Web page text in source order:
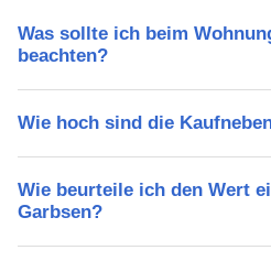
Was sollte ich beim
beachten?
Wie hoch sind die
Wie beurteile ich den Wert
Garbsen?